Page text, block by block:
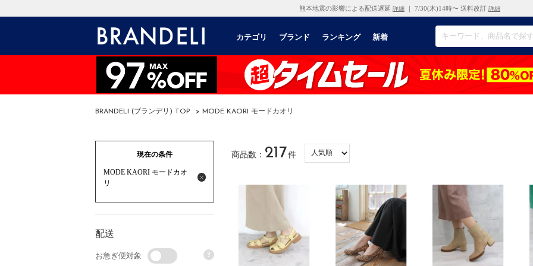
熊本地震の影響による配送遅延 詳細 ｜ 7/30(木)14時〜 送料改訂 詳細
カテゴリ ブランド ランキング 新着
BRANDELI (ブランデリ) TOP > MODE KAORI モードカオリ
現在の条件
MODE KAORI モードカオ
リ
配送
お急ぎ便対象 ?
商品数： 217件